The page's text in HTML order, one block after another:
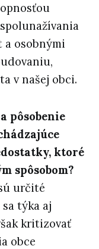
osobnými
v našej obci.
pôsobenie
ktoré
spôsobom?
určité
týka aj
kritizovať
obce